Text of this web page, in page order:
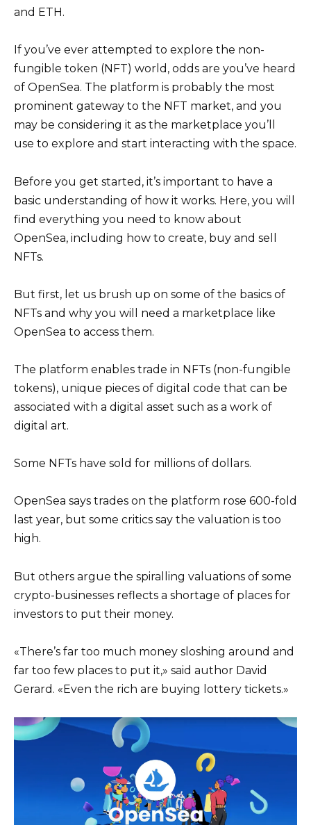
and ETH.
If you’ve ever attempted to explore the non-
fungible token (NFT) world, odds are you’ve heard
of OpenSea. The platform is probably the most
prominent gateway to the NFT market, and you
may be considering it as the marketplace you’ll
use to explore and start interacting with the space.
Before you get started, it’s important to have a
basic understanding of how it works. Here, you will
find everything you need to know about
OpenSea, including how to create, buy and sell
NFTs.
But first, let us brush up on some of the basics of
NFTs and why you will need a marketplace like
OpenSea to access them.
The platform enables trade in NFTs (non-fungible
tokens), unique pieces of digital code that can be
associated with a digital asset such as a work of
digital art.
Some NFTs have sold for millions of dollars.
OpenSea says trades on the platform rose 600-fold
last year, but some critics say the valuation is too
high.
But others argue the spiralling valuations of some
crypto-businesses reflects a shortage of places for
investors to put their money.
«There’s far too much money sloshing around and
far too few places to put it,» said author David
Gerard. «Even the rich are buying lottery tickets.»